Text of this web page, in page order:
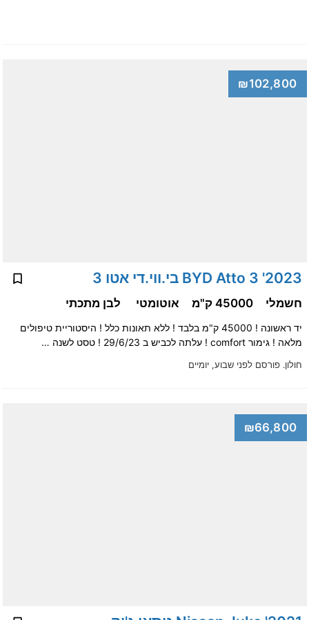
₪102,800
2023' BYD Atto 3 בי.ווי.די אטו 3
חולון.פורסם לפני שבוע, יומיים
חשמלי 45000 ק"מ אוטומטי לבן מתכתי
יד ראשונה ! 45000 ק"מ בלבד ! ללא תאונות כלל ! היסטוריית טיפולים
מלאה ! גימור comfort ! עלתה לכביש ב 29/6/23 ! טסט לשנה …
₪66,800